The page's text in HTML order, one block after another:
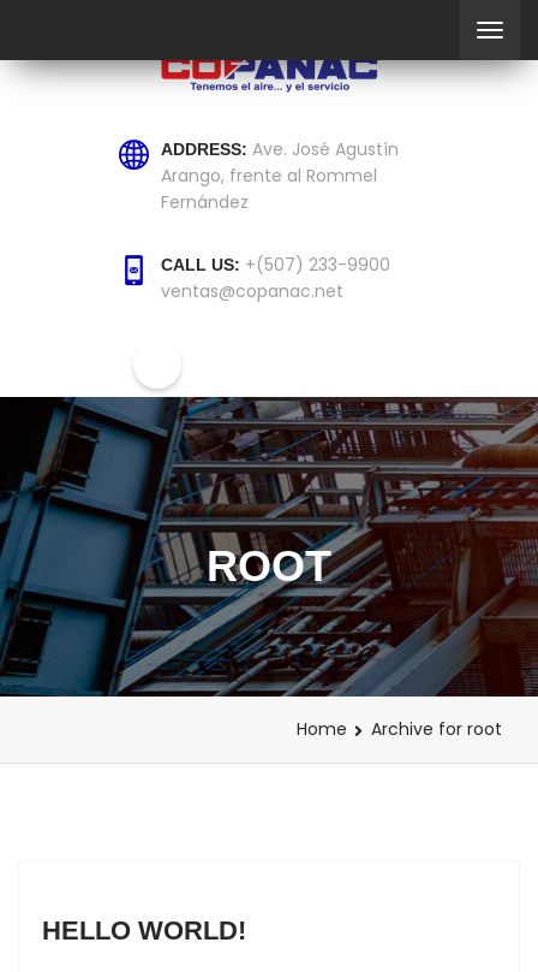
ADDRESS: Ave. José Agustín
Arango, frente al Rommel
Fernández
CALL US: +(507) 233-9900
ventas@copanac.net
ROOT
Home Archive for root
HELLO WORLD!